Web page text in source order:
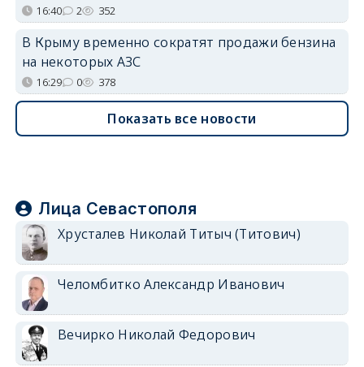
16:40 2 352
В Крыму временно сократят продажи бензина
на некоторых АЗС
16:29 0 378
Показать все новости
Лица Севастополя
Хрусталев Николай Титыч (Титович)
Челомбитко Александр Иванович
Вечирко Николай Федорович